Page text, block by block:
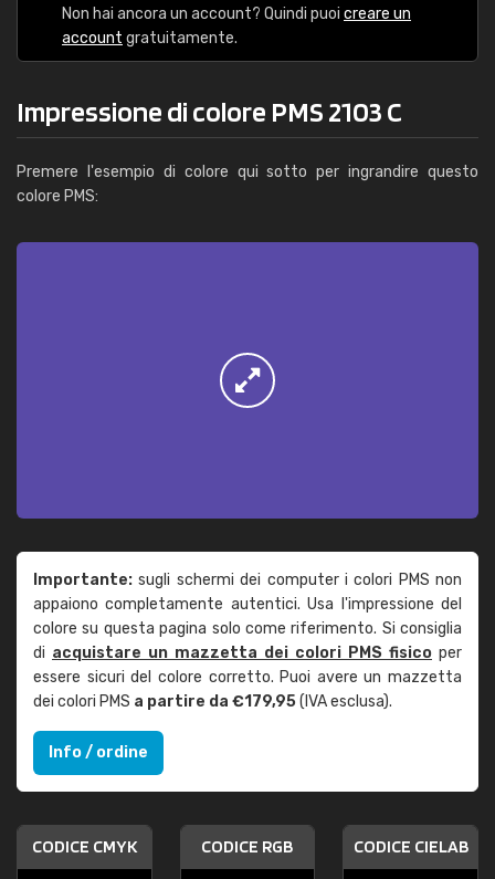
Non hai ancora un account? Quindi puoi creare un
account gratuitamente.
Impressione di colore PMS 2103 C
Premere l'esempio di colore qui sotto per ingrandire questo
colore PMS:
Importante: sugli schermi dei computer i colori PMS non
appaiono completamente autentici. Usa l'impressione del
colore su questa pagina solo come riferimento. Si consiglia
di acquistare un mazzetta dei colori PMS fisico per
essere sicuri del colore corretto. Puoi avere un mazzetta
dei colori PMS a partire da €179,95(IVA esclusa).
Info / ordine
CODICE CMYK CODICE RGB CODICE CIELAB